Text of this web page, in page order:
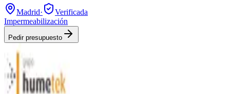
Madrid·
Verificada
Impermeabilización
Pedir presupuesto